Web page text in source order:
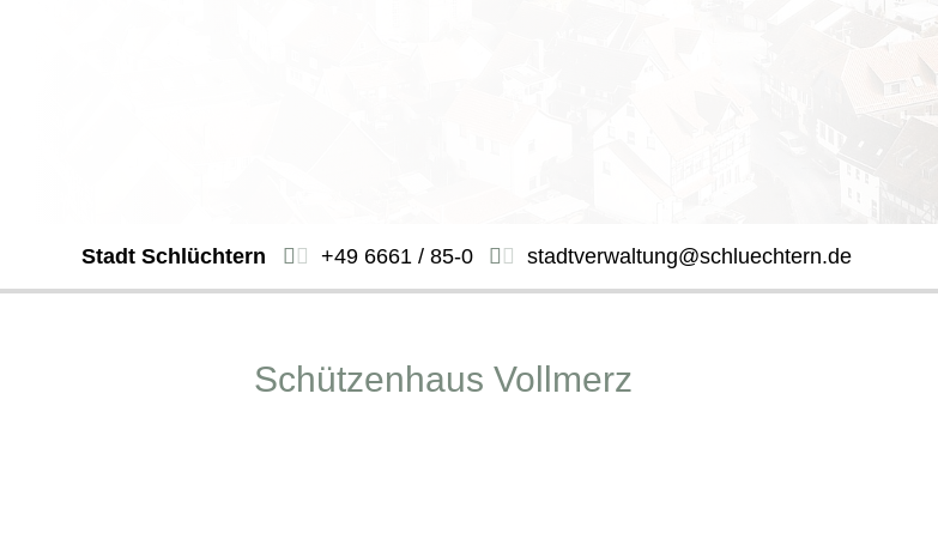
Stadt Schlüchtern +49 6661 / 85-0 stadtverwaltung@schluechtern.de
Schützenhaus Vollmerz